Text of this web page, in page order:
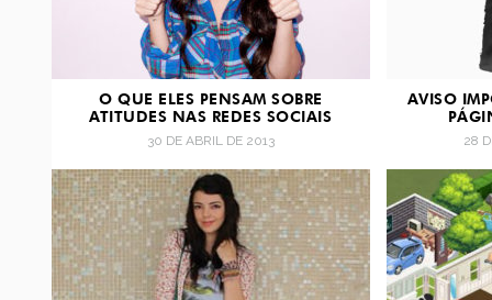
O QUE ELES PENSAM SOBRE
ATITUDES NAS REDES SOCIAIS
30 DE ABRIL DE 2013
AVISO
28